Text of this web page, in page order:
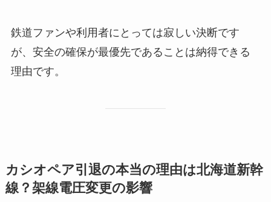
鉄道ファンや利用者にとっては寂しい決断です
が、安全の確保が最優先であることは納得できる
理由です。
カシオペア引退の本当の理由は北海道新幹
線？架線電圧変更の影響